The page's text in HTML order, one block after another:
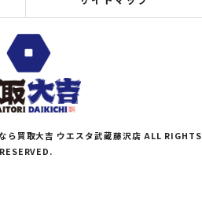
ら買取大吉 ウエスタ武蔵藤沢店 ALL RIGHTS
RESERVED.